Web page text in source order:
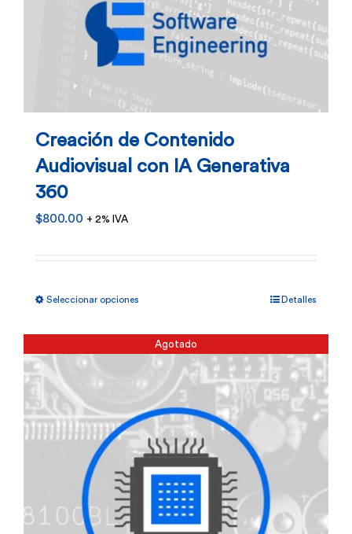
Creación de Contenido
Audiovisual con IA Generativa
360
$800.00 + 2% IVA
Seleccionar opciones
tiene
múltiples
variantes.
Las
opciones
se
pueden
elegir
Detalles
Agotado